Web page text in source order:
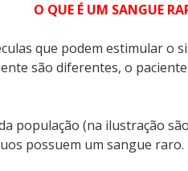
O QUE É UM SANGUE
que podem estimular o
são diferentes, o
população (na ilustração
possuem um sangue raro.